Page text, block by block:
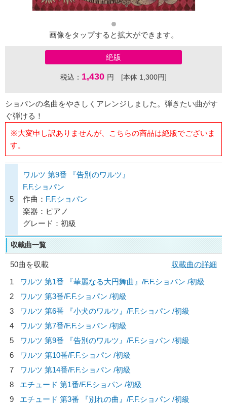
画像をタップすると拡大ができます。
絶版
税込： 1,430 円 [本体 1,300円]
ショパンの名曲をやさしくアレンジしました。弾きたい曲がす
ぐ弾ける！
※大変申し訳ありませんが、こちらの商品は絶版でございま
す。
5
ワルツ 第9番 『告別のワルツ』
F.F.ショパン
作曲： F.F.ショパン
楽器：ピアノ
グレード：初級
収載曲一覧
50曲を収載
収載曲の詳細
1
ワルツ 第1番 『華麗なる大円舞曲』/F.F.ショパン /初級
2
ワルツ 第3番/F.F.ショパン /初級
3
ワルツ 第6番 『小犬のワルツ』/F.F.ショパン /初級
4
ワルツ 第7番/F.F.ショパン /初級
5
ワルツ 第9番 『告別のワルツ』/F.F.ショパン /初級
6
ワルツ 第10番/F.F.ショパン /初級
7
ワルツ 第14番/F.F.ショパン /初級
8
エチュード 第1番/F.F.ショパン /初級
9
エチュード 第3番 『別れの曲』/F.F.ショパン /初級